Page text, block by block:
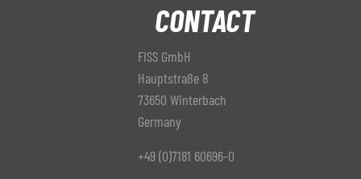
CONTACT
FISS GmbH
Hauptstraße 8
73650 Winterbach
Germany
+49 (0)7181 60696-0